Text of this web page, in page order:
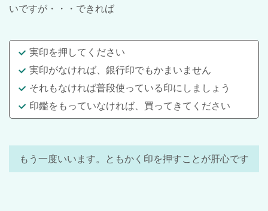
いですが・・・できれば
実印を押してください
実印がなければ、銀行印でもかまいません
それもなければ普段使っている印にしましょう
印鑑をもっていなければ、買ってきてください
もう一度いいます。ともかく印を押すことが肝心です